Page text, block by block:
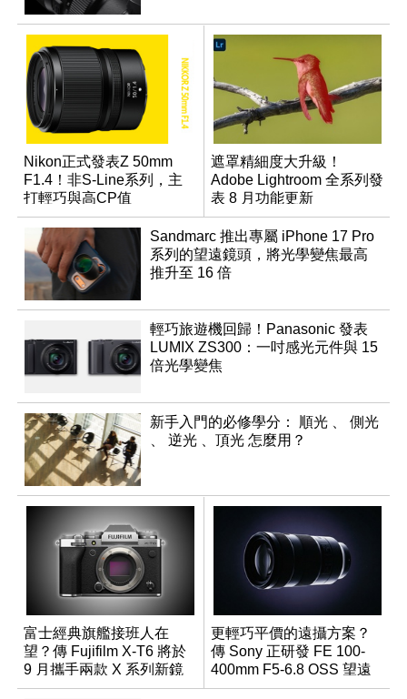
Nikon正式發表Z 50mm
F1.4！非S-Line系列，主
打輕巧與高CP值
遮罩精細度大升級！
Adobe Lightroom 全系列發
表 8 月功能更新
Sandmarc 推出專屬 iPhone 17 Pro
系列的望遠鏡頭，將光學變焦最高
推升至 16 倍
輕巧旅遊機回歸！Panasonic 發表
LUMIX ZS300：一吋感光元件與 15
倍光學變焦
新手入門的必修學分： 順光 、 側光
、 逆光 、頂光 怎麼用？
富士經典旗艦接班人在
望？傳 Fujifilm X-T6 將於
9 月攜手兩款 X 系列新鏡
頭登場
更輕巧平價的遠攝方案？
傳 Sony 正研發 FE 100-
400mm F5-6.8 OSS 望遠
變焦鏡頭